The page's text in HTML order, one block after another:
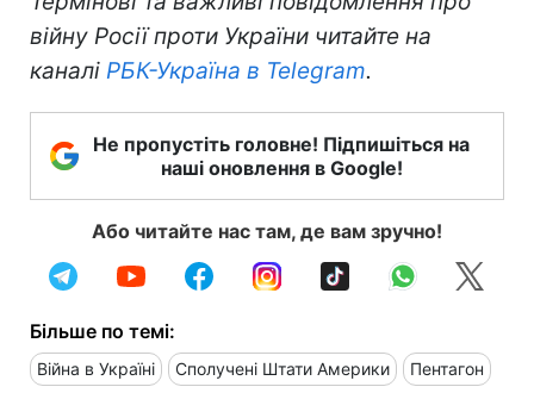
війну Росії проти України читайте на
каналі РБК-Україна в Telegram.
Не пропустіть головне! Підпишіться на
наші оновлення в Google!
Або читайте нас там, де вам зручно!
Більше по темі:
Війна в Україні Сполучені Штати Америки Пентагон